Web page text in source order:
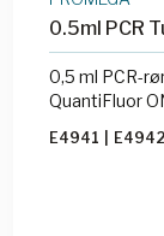
0.5ml PCR
0,5 ml PCR-
QuantiFluor
E4941 E4942